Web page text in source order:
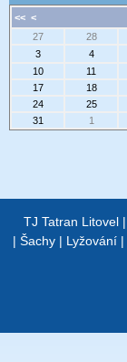
<< <
27
28
3
4
10
11
17
18
24
25
31
1
TJ Tatran Litovel |
| Šachy| Lyžování|